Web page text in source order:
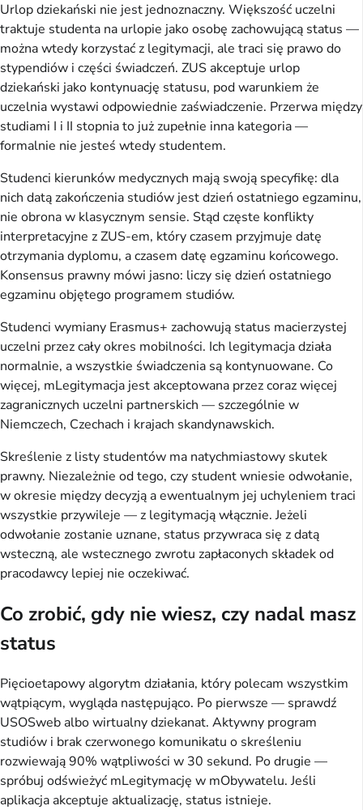
Urlop dziekański nie jest jednoznaczny. Większość uczelni
traktuje studenta na urlopie jako osobę zachowującą status —
można wtedy korzystać z legitymacji, ale traci się prawo do
stypendiów i części świadczeń. ZUS akceptuje urlop
dziekański jako kontynuację statusu, pod warunkiem że
uczelnia wystawi odpowiednie zaświadczenie. Przerwa między
studiami I i II stopnia to już zupełnie inna kategoria —
formalnie nie jesteś wtedy studentem.
Studenci kierunków medycznych mają swoją specyfikę: dla
nich datą zakończenia studiów jest dzień ostatniego egzaminu,
nie obrona w klasycznym sensie. Stąd częste konflikty
interpretacyjne z ZUS-em, który czasem przyjmuje datę
otrzymania dyplomu, a czasem datę egzaminu końcowego.
Konsensus prawny mówi jasno: liczy się dzień ostatniego
egzaminu objętego programem studiów.
Studenci wymiany Erasmus+ zachowują status macierzystej
uczelni przez cały okres mobilności. Ich legitymacja działa
normalnie, a wszystkie świadczenia są kontynuowane. Co
więcej, mLegitymacja jest akceptowana przez coraz więcej
zagranicznych uczelni partnerskich — szczególnie w
Niemczech, Czechach i krajach skandynawskich.
Skreślenie z listy studentów ma natychmiastowy skutek
prawny. Niezależnie od tego, czy student wniesie odwołanie,
w okresie między decyzją a ewentualnym jej uchyleniem traci
wszystkie przywileje — z legitymacją włącznie. Jeżeli
odwołanie zostanie uznane, status przywraca się z datą
wsteczną, ale wstecznego zwrotu zapłaconych składek od
pracodawcy lepiej nie oczekiwać.
Co zrobić, gdy nie wiesz, czy nadal masz
status
Pięcioetapowy algorytm działania, który polecam wszystkim
wątpiącym, wygląda następująco. Po pierwsze — sprawdź
USOSweb albo wirtualny dziekanat. Aktywny program
studiów i brak czerwonego komunikatu o skreśleniu
rozwiewają 90% wątpliwości w 30 sekund. Po drugie —
spróbuj odświeżyć mLegitymację w mObywatelu. Jeśli
aplikacja akceptuje aktualizację, status istnieje.